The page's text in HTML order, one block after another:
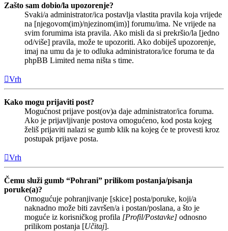
Zašto sam dobio/la upozorenje?
Svaki/a administrator/ica postavlja vlastita pravila koja vrijede
na [njegovom(im)/njezinom(im)] forumu/ima. Ne vrijede na
svim forumima ista pravila. Ako misli da si prekršio/la [jedno
od/više] pravila, može te upozoriti. Ako dobiješ upozorenje,
imaj na umu da je to odluka administratora/ice foruma te da
phpBB Limited nema ništa s time.
Vrh
Kako mogu prijaviti post?
Mogućnost prijave post(ov)a daje administrator/ica foruma.
Ako je prijavljivanje postova omogućeno, kod posta kojeg
želiš prijaviti nalazi se gumb klik na kojeg će te provesti kroz
postupak prijave posta.
Vrh
Čemu služi gumb “Pohrani” prilikom postanja/pisanja
poruke(a)?
Omogućuje pohranjivanje [skice] posta/poruke, koji/a
naknadno može biti završen/a i postan/poslana, a što je
moguće iz korisničkog profila [Profil/Postavke] odnosno
prilikom postanja [Učitaj].